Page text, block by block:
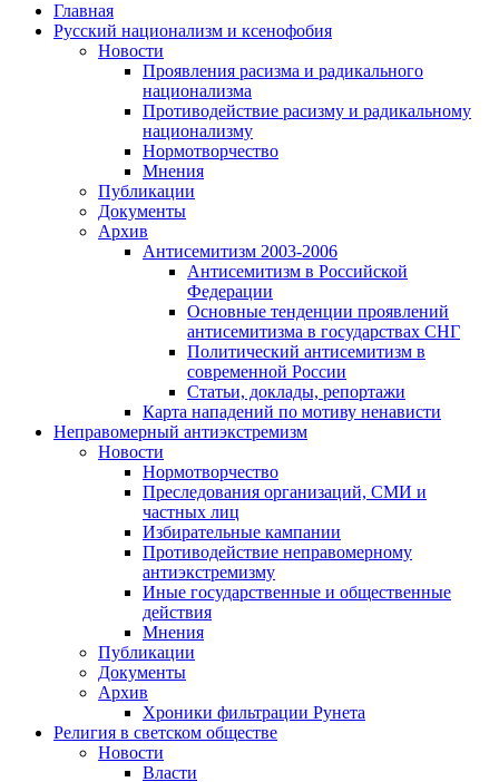
Главная
Русский национализм и ксенофобия
Новости
Проявления расизма и радикального
национализма
Противодействие расизму и радикальному
национализму
Нормотворчество
Мнения
Публикации
Документы
Архив
Антисемитизм 2003-2006
Антисемитизм в Российской
Федерации
Основные тенденции проявлений
антисемитизма в государствах СНГ
Политический антисемитизм в
современной России
Статьи, доклады, репортажи
Карта нападений по мотиву ненависти
Неправомерный антиэкстремизм
Новости
Нормотворчество
Преследования организаций, СМИ и
частных лиц
Избирательные кампании
Противодействие неправомерному
антиэкстремизму
Иные государственные и общественные
действия
Мнения
Публикации
Документы
Архив
Хроники фильтрации Рунета
Религия в светском обществе
Новости
Власти